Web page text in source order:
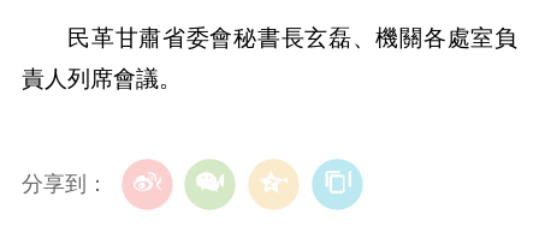
民革甘肅省委會秘書長玄磊、機關各處室負
責人列席會議。
分享到：